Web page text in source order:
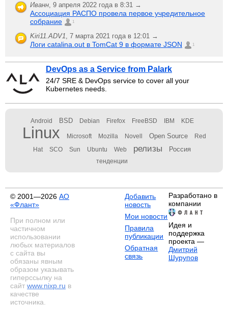
Иванн 9 апреля 2022 года в 8:31 →
Ассоциация РАСПО провела первое учредительное
собрание
1
Kiri11.ADV1 7 марта 2021 года в 12:01 →
Логи catalina.out в TomCat 9 в формате JSON 1
DevOps as a Service from Palark
24/7 SRE & DevOps service to cover all your
Kubernetes needs.
Android BSD Debian Firefox FreeBSD IBM KDE
Linux Microsoft Mozilla Novell Open Source Red
Hat SCO Sun Ubuntu Web релизы Россия
тенденции
© 2001—2026 АО
«Флант»
При полном или
частичном
использовании
любых материалов
с сайта вы
обязаны явным
образом указывать
гиперссылку на
сайт www.nixp.ru в
качестве
источника.
Добавить
новость
Мои новости
Правила
публикации
Обратная
связь
Разработано в
компании
Идея и
поддержка
проекта —
Дмитрий
Шурупов